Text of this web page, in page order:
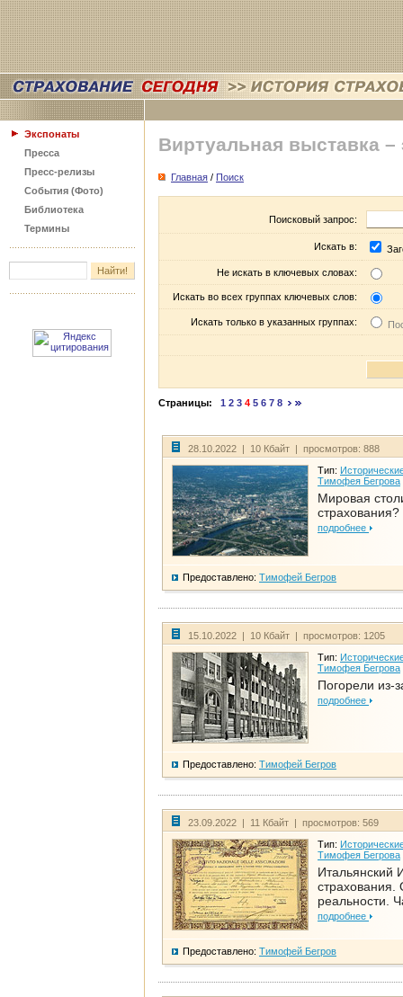
Экспонаты
Пресса
Пресс-релизы
События (Фото)
Библиотека
Термины
Виртуальная выставка –
Главная / Поиск
Поисковый запрос:
Искать в:
Не искать в ключевых словах:
Искать во всех группах ключевых слов:
Искать только в указанных группах:
Страницы: 1 2 3 4 5 6 7 8
28.10.2022 | 10 Кбайт | просмотров: 888
Тип:
Тимофея Бегрова
Мировая
страхования?
подробнее
Предоставлено: Тимофей Бегров
15.10.2022 | 10 Кбайт | просмотров: 1205
Тип:
Тимофея Бегрова
Погорели из-
подробнее
Предоставлено: Тимофей Бегров
23.09.2022 | 11 Кбайт | просмотров: 569
Тип:
Тимофея Бегрова
Итальянский
страхования.
реальности.
подробнее
Предоставлено: Тимофей Бегров